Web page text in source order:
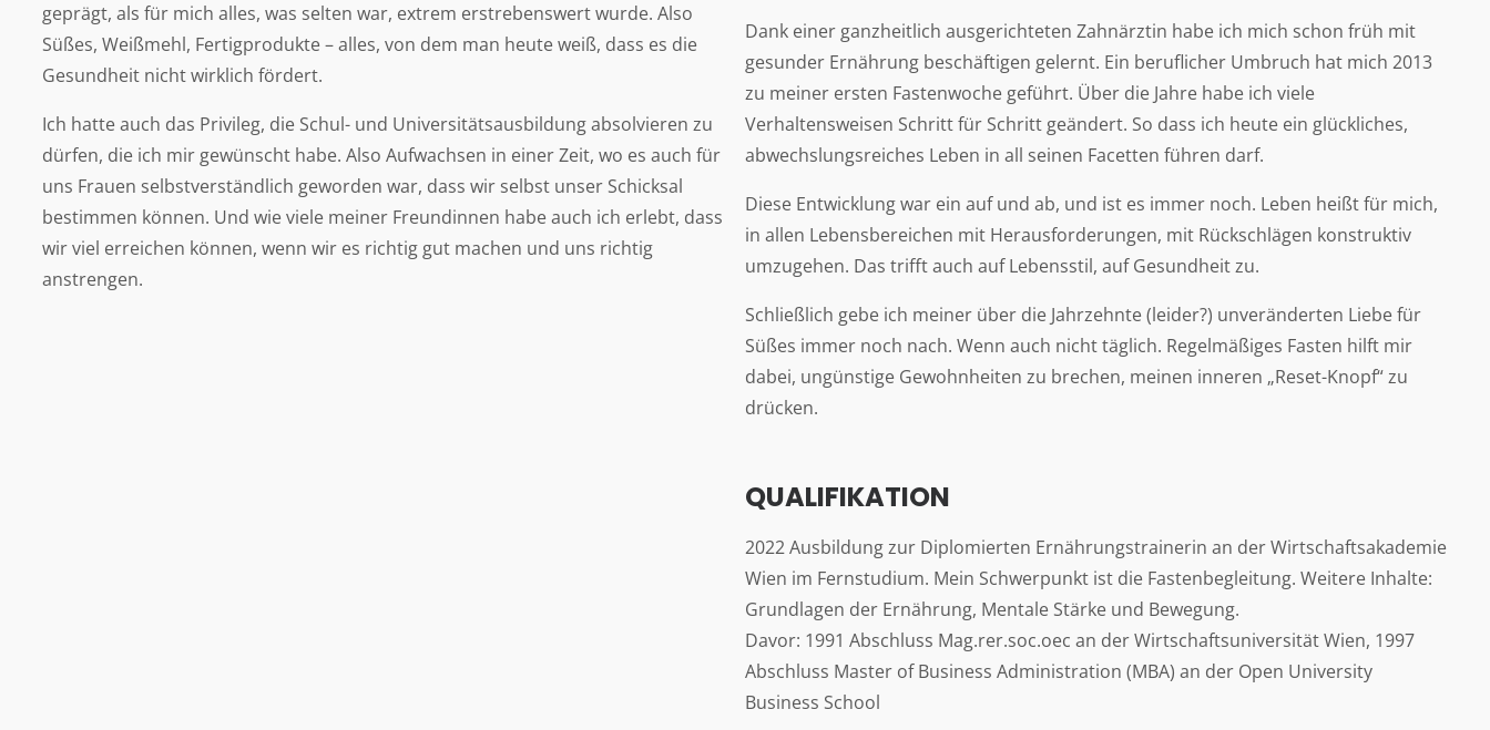
geprägt, als für mich alles, was selten war, extrem erstrebenswert wurde. Also
Süßes, Weißmehl, Fertigprodukte – alles, von dem man heute weiß, dass es die
Gesundheit nicht wirklich fördert.
Ich hatte auch das Privileg, die Schul- und Universitätsausbildung absolvieren zu
dürfen, die ich mir gewünscht habe. Also Aufwachsen in einer Zeit, wo es auch für
uns Frauen selbstverständlich geworden war, dass wir selbst unser Schicksal
bestimmen können. Und wie viele meiner Freundinnen habe auch ich erlebt, dass
wir viel erreichen können, wenn wir es richtig gut machen und uns richtig
anstrengen.
Dank einer ganzheitlich ausgerichteten Zahnärztin habe ich mich schon früh mit
gesunder Ernährung beschäftigen gelernt. Ein beruflicher Umbruch hat mich 2013
zu meiner ersten Fastenwoche geführt. Über die Jahre habe ich viele
Verhaltensweisen Schritt für Schritt geändert. So dass ich heute ein glückliches,
abwechslungsreiches Leben in all seinen Facetten führen darf.
Diese Entwicklung war ein auf und ab, und ist es immer noch. Leben heißt für mich,
in allen Lebensbereichen mit Herausforderungen, mit Rückschlägen konstruktiv
umzugehen. Das trifft auch auf Lebensstil, auf Gesundheit zu.
Schließlich gebe ich meiner über die Jahrzehnte (leider?) unveränderten Liebe für
Süßes immer noch nach. Wenn auch nicht täglich. Regelmäßiges Fasten hilft mir
dabei, ungünstige Gewohnheiten zu brechen, meinen inneren „Reset-Knopf“ zu
drücken.
QUALIFIKATION
2022 Ausbildung zur Diplomierten Ernährungstrainerin an der Wirtschaftsakademie
Wien im Fernstudium. Mein Schwerpunkt ist die Fastenbegleitung. Weitere Inhalte:
Grundlagen der Ernährung, Mentale Stärke und Bewegung.
Davor: 1991 Abschluss Mag.rer.soc.oec an der Wirtschaftsuniversität Wien, 1997
Abschluss Master of Business Administration (MBA) an der Open University
Business School